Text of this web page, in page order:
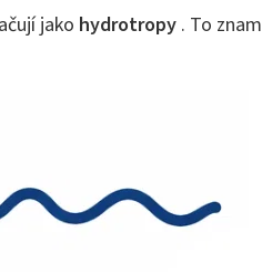
jako hydrotropy . To